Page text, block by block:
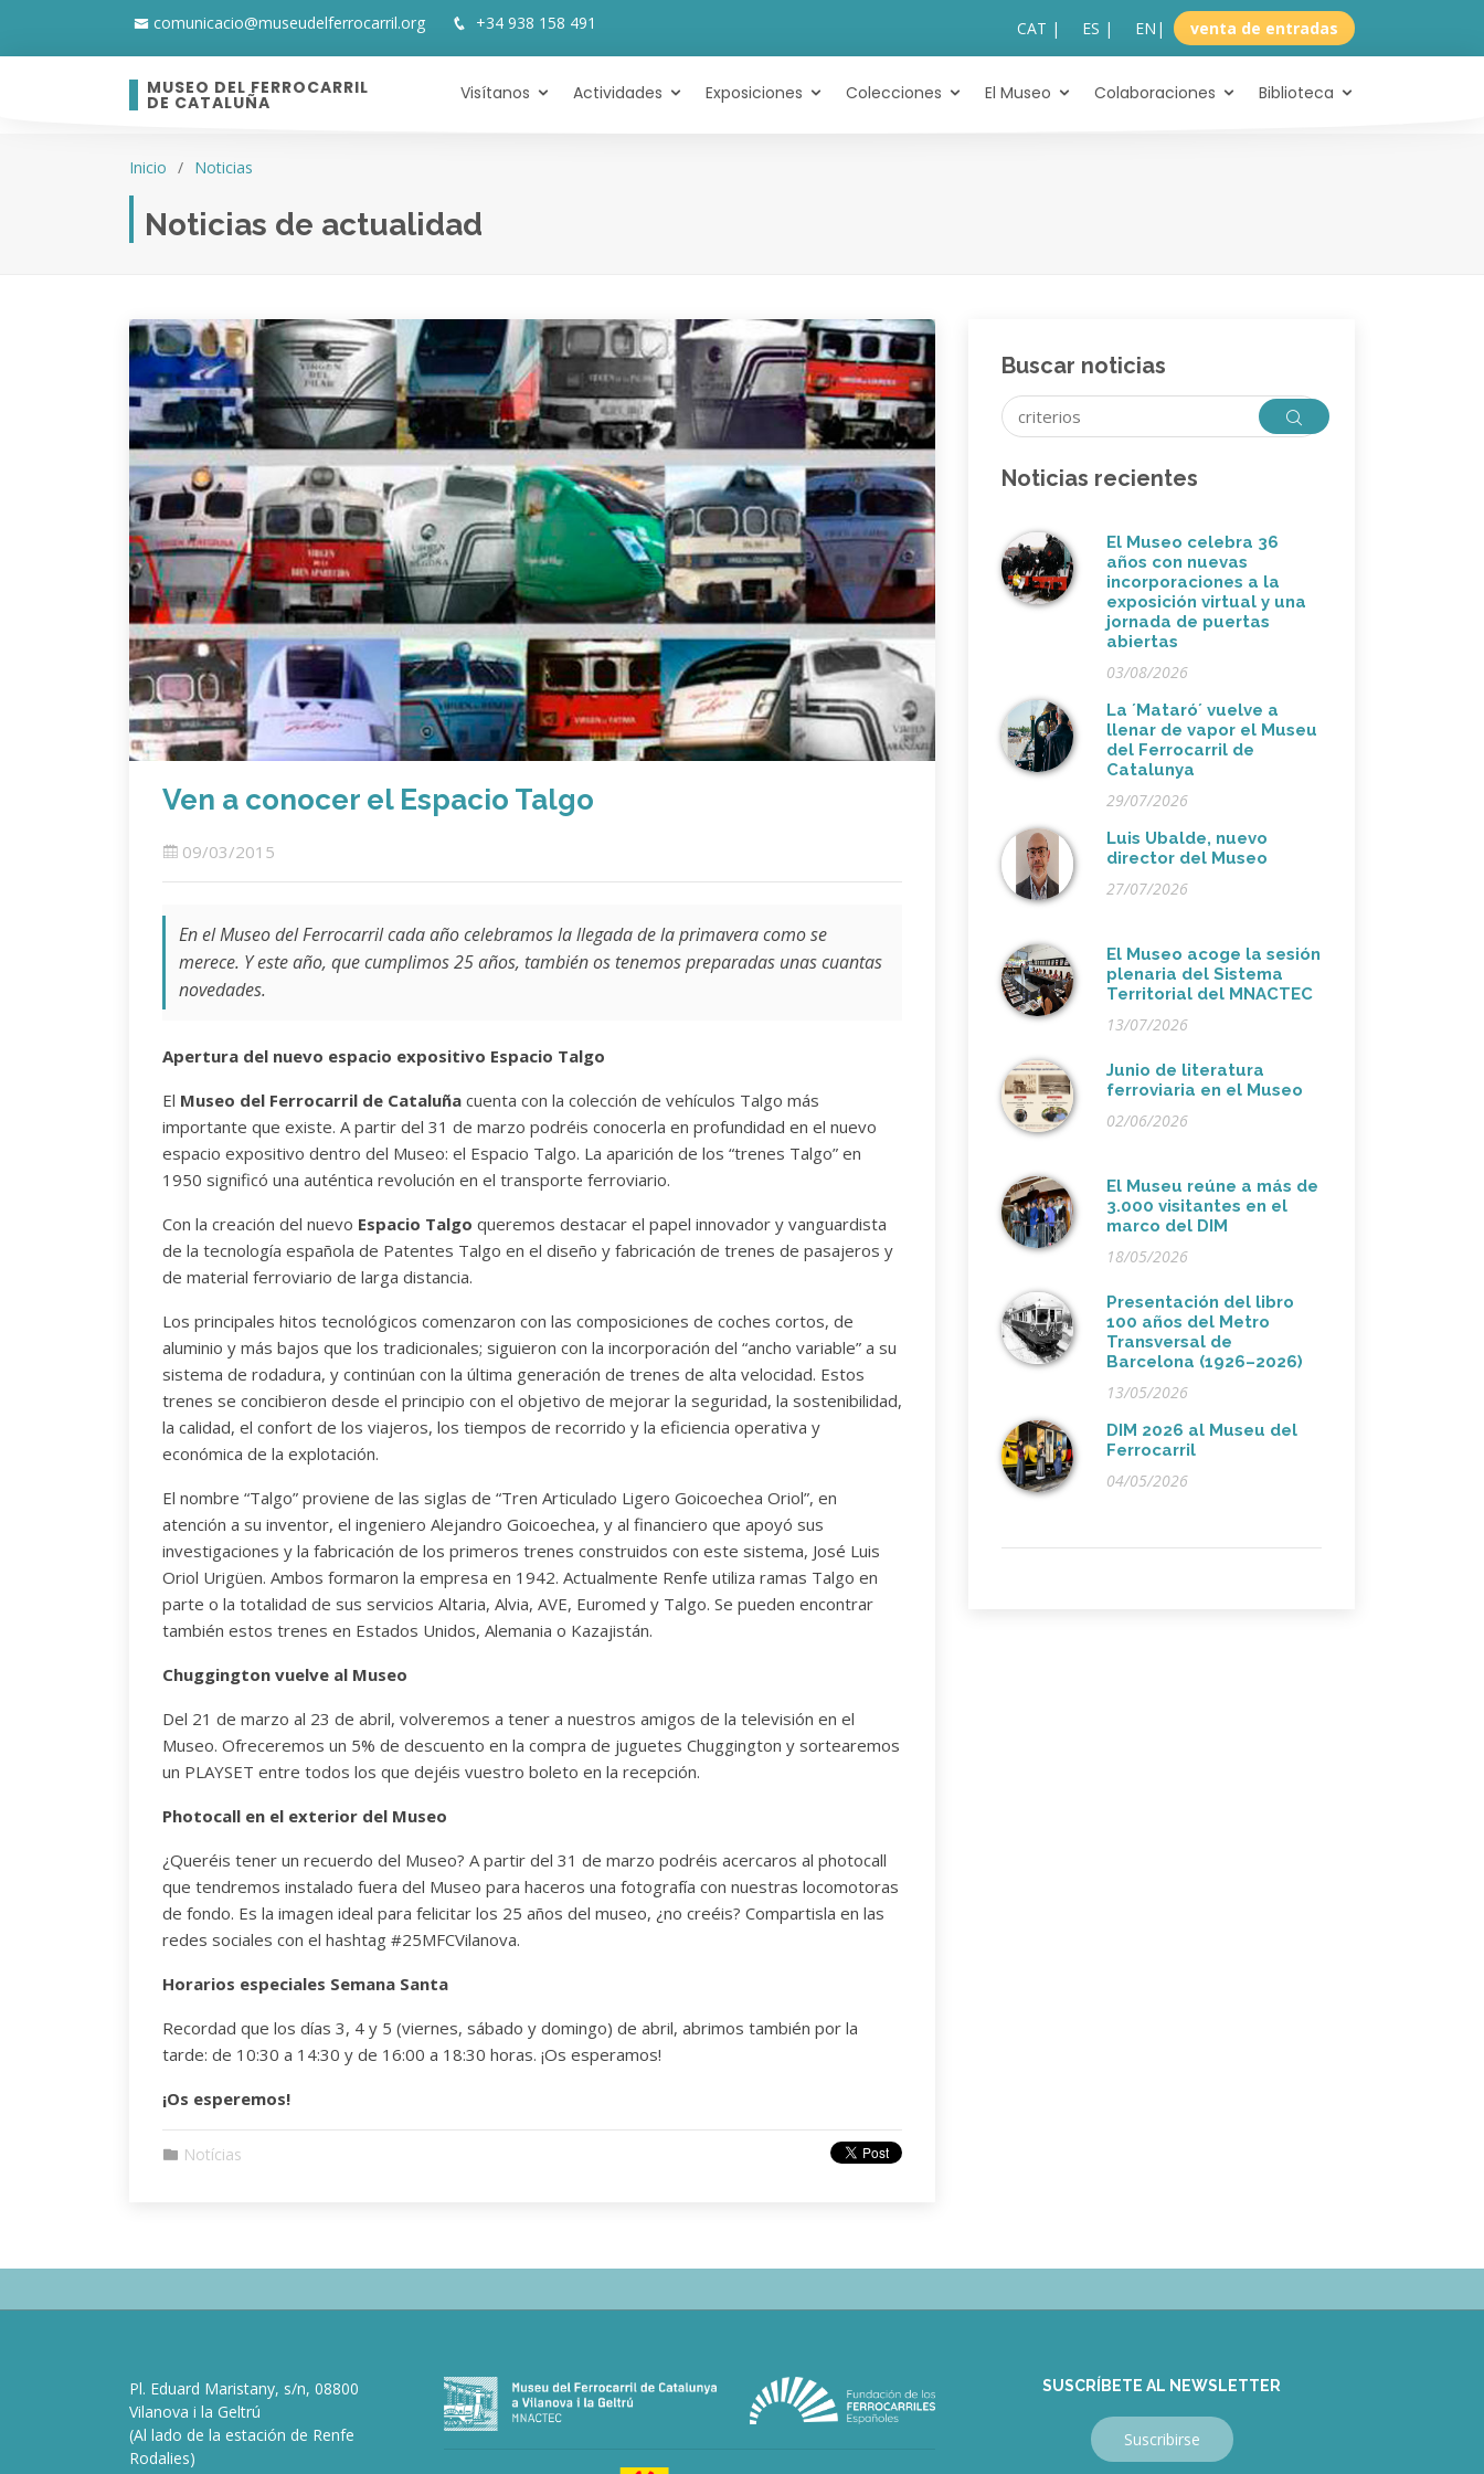
comunicacio@museudelferrocarril.org +34 938 158 491 CAT | ES | EN | venta de entradas
MUSEO DEL FERROCARRIL
DE CATALUÑA Visítanos Actividades Exposiciones Colecciones El Museo Colaboraciones Biblioteca
Inicio Noticias
Noticias de actualidad
Ven a conocer el Espacio Talgo
09/03/2015
En el Museo del Ferrocarril cada año celebramos la llegada de la primavera como se
merece. Y este año, que cumplimos 25 años, también os tenemos preparadas unas cuantas
novedades.
Apertura del nuevo espacio expositivo Espacio Talgo
El Museo del Ferrocarril de Cataluña cuenta con la colección de vehículos Talgo más
importante que existe. A partir del 31 de marzo podréis conocerla en profundidad en el nuevo
espacio expositivo dentro del Museo: el Espacio Talgo. La aparición de los “trenes Talgo” en
1950 significó una auténtica revolución en el transporte ferroviario.
Con la creación del nuevo Espacio Talgo queremos destacar el papel innovador y vanguardista
de la tecnología española de Patentes Talgo en el diseño y fabricación de trenes de pasajeros y
de material ferroviario de larga distancia.
Los principales hitos tecnológicos comenzaron con las composiciones de coches cortos, de
aluminio y más bajos que los tradicionales; siguieron con la incorporación del “ancho variable” a su
sistema de rodadura, y continúan con la última generación de trenes de alta velocidad. Estos
trenes se concibieron desde el principio con el objetivo de mejorar la seguridad, la sostenibilidad,
la calidad, el confort de los viajeros, los tiempos de recorrido y la eficiencia operativa y
económica de la explotación.
El nombre “Talgo” proviene de las siglas de “Tren Articulado Ligero Goicoechea Oriol”, en
atención a su inventor, el ingeniero Alejandro Goicoechea, y al financiero que apoyó sus
investigaciones y la fabricación de los primeros trenes construidos con este sistema, José Luis
Oriol Urigüen. Ambos formaron la empresa en 1942. Actualmente Renfe utiliza ramas Talgo en
parte o la totalidad de sus servicios Altaria, Alvia, AVE, Euromed y Talgo. Se pueden encontrar
también estos trenes en Estados Unidos, Alemania o Kazajistán.
Chuggington vuelve al Museo
Del 21 de marzo al 23 de abril, volveremos a tener a nuestros amigos de la televisión en el
Museo. Ofreceremos un 5% de descuento en la compra de juguetes Chuggington y sortearemos
un PLAYSET entre todos los que dejéis vuestro boleto en la recepción.
Photocall en el exterior del Museo
¿Queréis tener un recuerdo del Museo? A partir del 31 de marzo podréis acercaros al photocall
que tendremos instalado fuera del Museo para haceros una fotografía con nuestras locomotoras
de fondo. Es la imagen ideal para felicitar los 25 años del museo, ¿no creéis? Compartisla en las
redes sociales con el hashtag #25MFCVilanova.
Horarios especiales Semana Santa
Recordad que los días 3, 4 y 5 (viernes, sábado y domingo) de abril, abrimos también por la
tarde: de 10:30 a 14:30 y de 16:00 a 18:30 horas. ¡Os esperamos!
¡Os esperemos!
Notícias
Buscar noticias
Noticias recientes
El Museo celebra 36
años con nuevas
incorporaciones a la
exposición virtual y una
jornada de puertas
abiertas
03/08/2026
La ´Mataró´ vuelve a
llenar de vapor el Museu
del Ferrocarril de
Catalunya
29/07/2026
Luis Ubalde, nuevo
director del Museo
27/07/2026
El Museo acoge la sesión
plenaria del Sistema
Territorial del MNACTEC
13/07/2026
Junio de literatura
ferroviaria en el Museo
02/06/2026
El Museu reúne a más de
3.000 visitantes en el
marco del DIM
18/05/2026
Presentación del libro
100 años del Metro
Transversal de
Barcelona (1926–2026)
13/05/2026
DIM 2026 al Museu del
Ferrocarril
04/05/2026
Pl. Eduard Maristany, s/n, 08800
Vilanova i la Geltrú
(Al lado de la estación de Renfe
Rodalies)
SUSCRÍBETE AL NEWSLETTER
Suscribirse